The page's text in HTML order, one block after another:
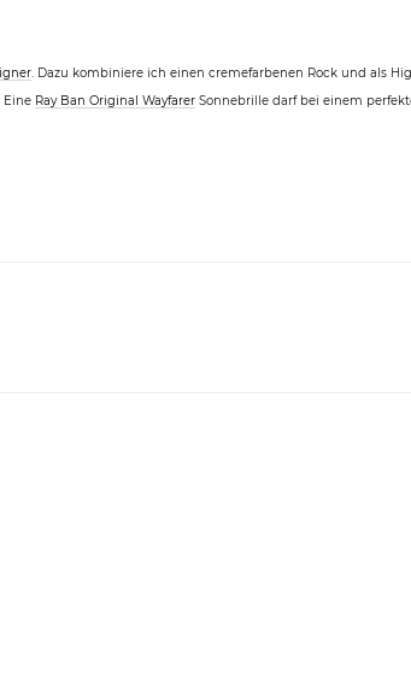
. Dazu kombiniere ich einen cremefarbenen Rock und als
Eine Ray Ban Original WayfarerSonnebrille darf bei einem